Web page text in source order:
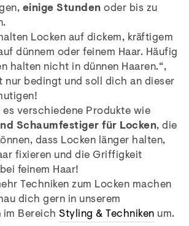
einige Stunden oder bis zu
Locken auf dickem, kräftigem
dünnem oder feinem Haar. Häufig
halten nicht in dünnen Haaren.“,
nur bedingt und soll dich an dieser
verschiedene Produkte wie
Schaumfestiger für Locken, die
dass Locken länger halten,
fixieren und die Griffigkeit
feinem Haar!
Techniken zum Locken machen
dich gern in unserem
im Bereich Styling & Techniken um.